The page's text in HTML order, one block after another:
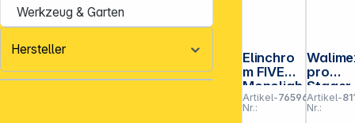
Werkzeug & Garten
Hersteller
Elinchro
m FIVE
Monoligh
t Dual Kit
Artikel-
Nr.:
765963
pro
Stager
400
Set
Artikel-
Nr.: